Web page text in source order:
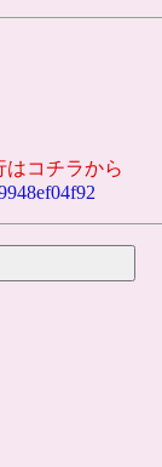
コチラから